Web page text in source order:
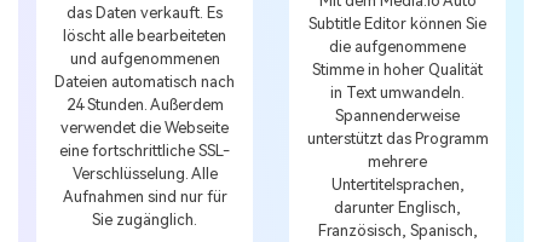
das Daten verkauft. Es
löscht alle bearbeiteten
und aufgenommenen
Dateien automatisch nach
24 Stunden. Außerdem
verwendet die Webseite
eine fortschrittliche SSL-
Verschlüsselung. Alle
Aufnahmen sind nur für
Sie zugänglich.
Subtitle Editor können Sie
die aufgenommene
Stimme in hoher Qualität
in Text umwandeln.
Spannenderweise
unterstützt das Programm
mehrere
Untertitelsprachen,
darunter Englisch,
Französisch, Spanisch,